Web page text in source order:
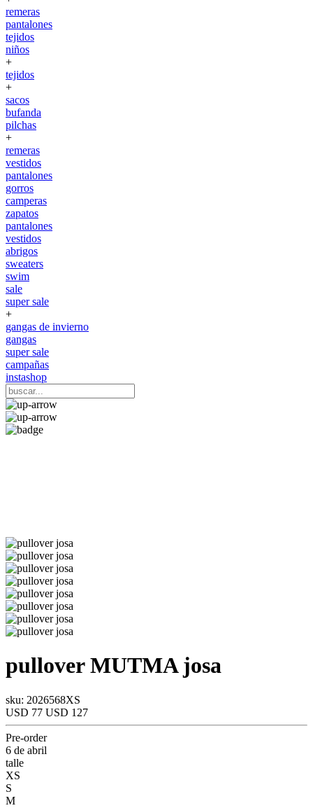
remeras
pantalones
tejidos
niños
+
tejidos
+
sacos
bufanda
pilchas
+
remeras
vestidos
pantalones
gorros
camperas
zapatos
pantalones
vestidos
abrigos
sweaters
swim
sale
super sale
+
gangas de invierno
gangas
super sale
campañas
instashop
pulloverMUTMAjosa
sku: 2026568XS
USD 77 USD 127
Pre-order
6 de abril
talle
XS
S
M